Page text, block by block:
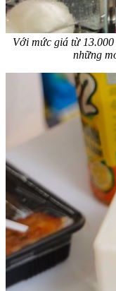
Với mức giá từ
những